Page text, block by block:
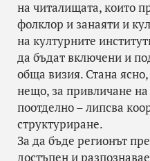
на читалищата, които
фолклор и занаяти и
на културните
да бъдат включени и
обща визия. Стана
нещо, за привличане на
поотделно – липсва
структуриране.
За да бъде регионът
достъпен и